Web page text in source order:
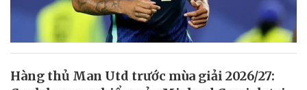
Hàng thủ Man Utd trước mùa giải 2026/27: